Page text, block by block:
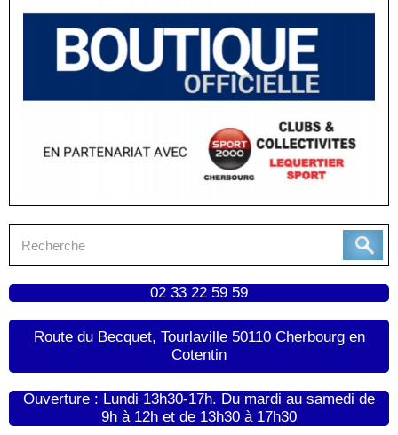
02 33 22 59 59
Route du Becquet, Tourlaville 50110 Cherbourg en
Cotentin
Ouverture : Lundi 13h30-17h. Du mardi au samedi de
9h à 12h et de 13h30 à 17h30